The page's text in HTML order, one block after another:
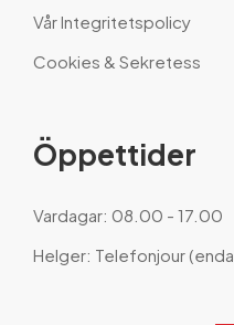
Vår Integritetspolicy
Cookies & Sekretess
Öppettider
Vardagar: 08.00 - 17.00
Helger: Telefonjour